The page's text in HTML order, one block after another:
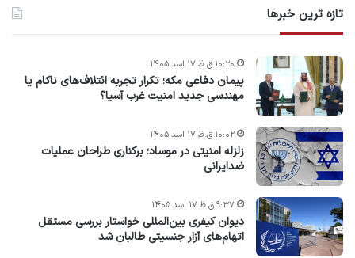
تازه ترین خبرها
پیمان دفاعی مکه؛ تکرار تجربه ائتلاف‌های ناکام یا
مهندسی جدید امنیت غرب آسیا؟
۱۰:۲۰ ق.ظ ۱۷ اسد ۱۴۰۵
زلزله امنیتی در موساد؛ برکناری طراحان عملیات
ضدایرانی
۱۰:۰۲ ق.ظ ۱۷ اسد ۱۴۰۵
دیوان کیفری بین‌المللی خواستار بررسی مستقل
اتهام‌های آزار جنسیتی طالبان شد
۹:۳۷ ق.ظ ۱۷ اسد ۱۴۰۵